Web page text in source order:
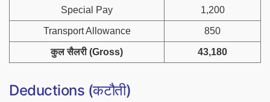
Special Pay 1,200
Transport Allowance 850
कुल सैलरी (Gross) 43,180
Deductions (कटौती)